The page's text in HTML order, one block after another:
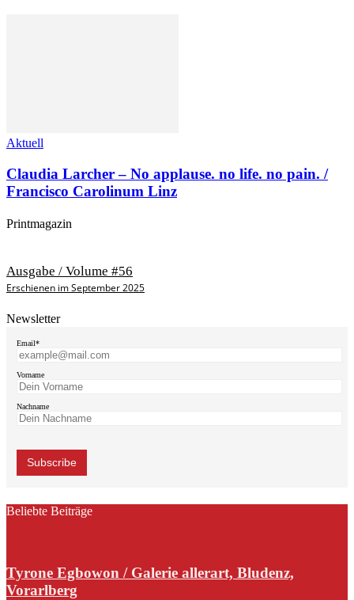
Aktuell
Claudia Larcher – No applause. no life. no pain. /
Francisco Carolinum Linz
Printmagazin
Ausgabe / Volume #56
Erschienen im September 2025
Newsletter
Email*
Vorname
Nachname
Beliebte Beiträge
Tyrone Egbowon / Galerie allerart, Bludenz,
Vorarlberg